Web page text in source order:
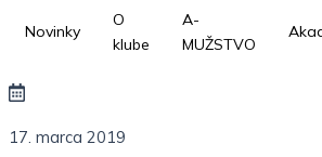
Novinky
O
klube
A-
MUŽSTVO
17. marca 2019